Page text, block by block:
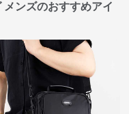
ンズのおすすめアイ